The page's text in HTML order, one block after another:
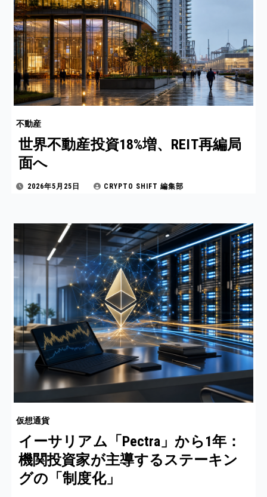
不動産
世界不動産投資18%増、REIT再編局
面へ
2026年5月25日 CRYPTO SHIFT 編集部
仮想通貨
イーサリアム「Pectra」から1年：
機関投資家が主導するステーキン
グの「制度化」